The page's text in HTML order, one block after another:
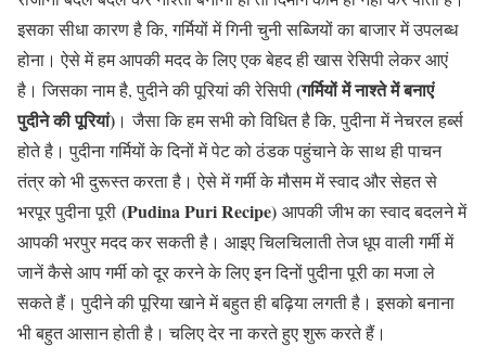
इसका सीधा कारण है कि, गर्मियों में गिनी चुनी सब्जियों का बाजार में उपलब्ध
होना। ऐसे में हम आपकी मदद के लिए एक बेहद ही खास रेसिपी लेकर आएं
है। जिसका नाम है, पुदीने की पूरियां की रेसिपी(गर्मियों में नाश्ते में बनाएं
पुदीने की पूरियां) । जैसा कि हम सभी को विधित है कि, पुदीना में नेचरल हर्ब्स
होते है। पुदीना गर्मियों के दिनों में पेट को ठंडक पहुंचाने के साथ ही पाचन
तंत्र को भी दुरूस्त करता है। ऐसे में गर्मी के मौसम में स्वाद और सेहत से
भरपूर पुदीना पूरी (Pudina Puri Recipe) आपकी जीभ का स्वाद बदलने में
आपकी भरपुर मदद कर सकती है। आइए चिलचिलाती तेज धूप वाली गर्मी में
जानें कैसे आप गर्मी को दूर करने के लिए इन दिनों पुदीना पूरी का मजा ले
सकते हैं। पुदीने की पूरिया खाने में बहुत ही बढ़िया लगती है। इसको बनाना
भी बहुत आसान होती है। चलिए देर ना करते हुए शुरू करते हैं।